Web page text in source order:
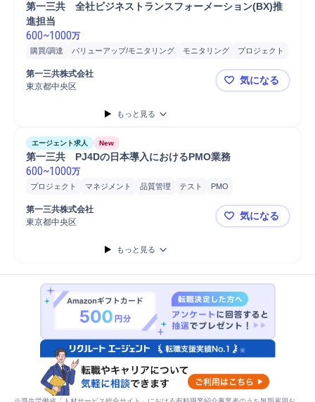
第一三共　全社ビジネストランスフォーメーション(BX)推
進担当
600~1000万
購買/調達 バリューアップ/モニタリング モニタリング
プロジェクト
マネジメント
財務
第一三共株式会社
東京都中央区
第一三共
気になる
もっと見る
エージェント求人 New
第一三共　PJ4Dの日本導入におけるPMO業務
600~1000万
プロジェクト マネジメント 品質管理 テスト PMO
第一三共株式会社
東京都中央区
第一三共
気になる
もっと見る